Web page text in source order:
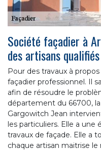
Société façadier à
des artisans qualifiés
Pour des travaux à
façadier professionnel. Il
afin de résoudre le
département du 66700,
Gargowitch Jean
les particuliers. Elle a une
travaux de façade. Elle a
chaque artisan maitrise